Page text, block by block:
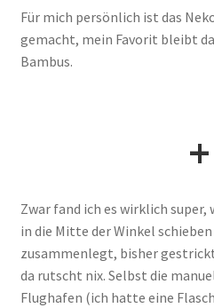
Für mich persönlich ist das
gemacht, mein Favorit bleibt
Bambus.
+
Zwar fand ich es wirklich super,
in die Mitte der Winkel
zusammenlegt, bisher
da rutscht nix. Selbst die
Flughafen (ich hatte eine